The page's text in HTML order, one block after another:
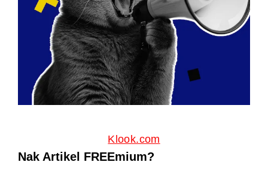
Klook.com
Nak Artikel FREEmium?